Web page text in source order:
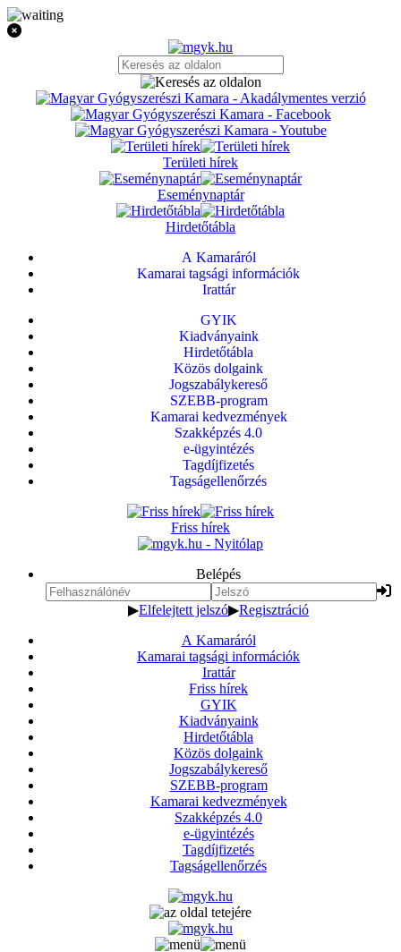
Területi hírek
Eseménynaptár
Hirdetőtábla
A Kamaráról
Kamarai tagsági információk
Irattár
GYIK
Kiadványaink
Hirdetőtábla
Közös dolgaink
Jogszabálykereső
SZEBB-program
Kamarai kedvezmények
Szakképzés 4.0
e-ügyintézés
Tagdíjfizetés
Tagságellenőrzés
Friss hírek
Belépés
▶Elfelejtett jelszó▶Regisztráció
A Kamaráról
Kamarai tagsági információk
Irattár
Friss hírek
GYIK
Kiadványaink
Hirdetőtábla
Közös dolgaink
Jogszabálykereső
SZEBB-program
Kamarai kedvezmények
Szakképzés 4.0
e-ügyintézés
Tagdíjfizetés
Tagságellenőrzés